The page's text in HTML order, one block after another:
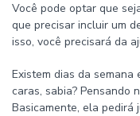
Você pode optar que
que precisar incluir um
isso, você precisará da
Existem dias da semana
caras, sabia? Pensando
Basicamente, ela pedirá